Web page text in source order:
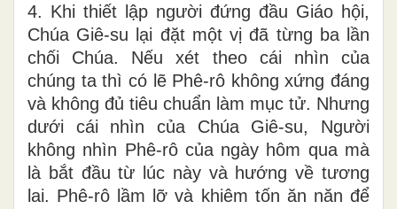
4. Khi thiết lập người đứng đầu Giáo hội,
Chúa Giê-su lại đặt một vị đã từng ba lần
chối Chúa. Nếu xét theo cái nhìn của
chúng ta thì có lẽ Phê-rô không xứng đáng
và không đủ tiêu chuẩn làm mục tử. Nhưng
dưới cái nhìn của Chúa Giê-su, Người
không nhìn Phê-rô của ngày hôm qua mà
là bắt đầu từ lúc này và hướng về tương
lai. Phê-rô lầm lỡ và khiêm tốn ăn năn để